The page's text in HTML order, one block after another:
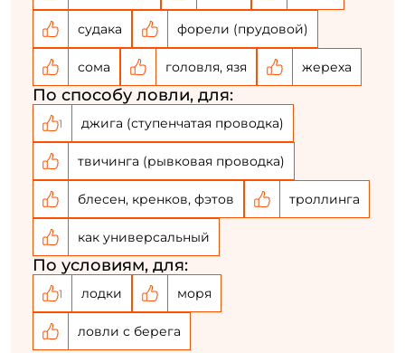
судака форели (прудовой)
сома головля, язя жереха
По способу ловли, для:
1 джига (ступенчатая проводка)
твичинга (рывковая проводка)
блесен, кренков, фэтов троллинга
как универсальный
По условиям, для:
1 лодки моря
ловли с берега